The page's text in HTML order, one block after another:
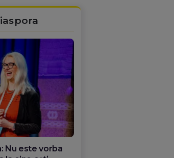
de la Google